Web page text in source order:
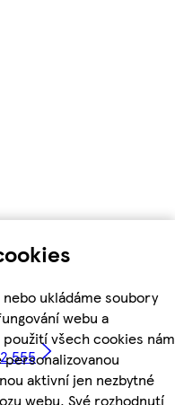
ukládáme soubory
webu a
všech cookies nám
aktivní jen nezbytné
webu. Své rozhodnutí
555